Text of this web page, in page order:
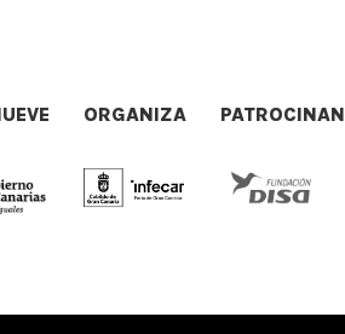
ORGANIZA PATROCINAN